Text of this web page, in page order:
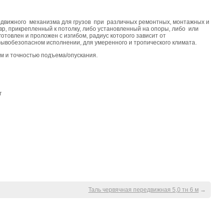
механизма для грузов при различных ремонтных, монтажных и
прикрепленный к потолку, либо установленный на опоры, либо или
и проложен с изгибом, радиус которого зависит от
исполнении, для умеренного и тропического климата.
и точностью подъема/опускания.
Таль червячная передвижная 5,0 тн 6 м →